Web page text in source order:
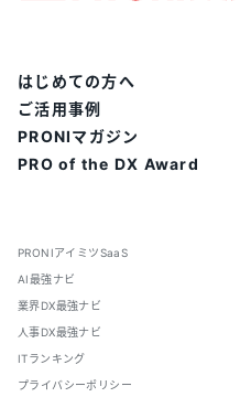
PRONIアイミツSaaS
AI最強ナビ
業界DX最強ナビ
人事DX最強ナビ
ITランキング
プライバシーポリシー
はじめての方へ
ご活用事例
PRONIマガジン
PRO of the DX Award